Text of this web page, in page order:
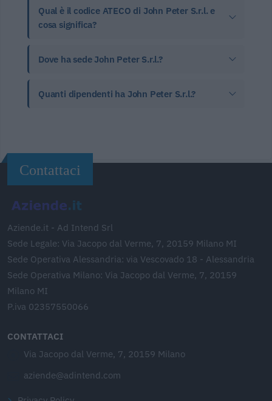
Qual è il codice ATECO di John Peter S.r.l. e
cosa significa?
Dove ha sede John Peter S.r.l.?
Quanti dipendenti ha John Peter S.r.l.?
Contattaci
Aziende.it - Ad Intend Srl
Sede Legale: Via Jacopo dal Verme, 7, 20159 Milano MI
Sede Operativa Alessandria: via Vescovado 18 - Alessandria
Sede Operativa Milano: Via Jacopo dal Verme, 7, 20159
Milano MI
P.iva 02357550066
CONTATTACI
Via Jacopo dal Verme, 7, 20159 Milano
aziende@adintend.com